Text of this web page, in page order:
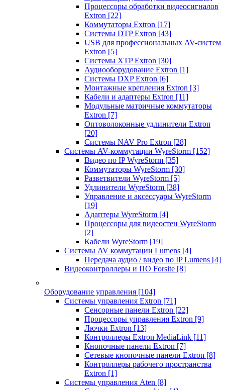
Процессоры обработки видеосигналов
Extron [22]
Коммутаторы Extron [17]
Системы DTP Extron [43]
USB для профессиональных AV-систем
Extron [5]
Системы XTP Extron [30]
Аудиооборудование Extron [1]
Системы DXP Extron [6]
Монтажные крепления Extron [3]
Кабели и адаптеры Extron [11]
Модульные матричные коммутаторы
Extron [7]
Оптоволоконные удлинители Extron
[20]
Системы NAV Pro Extron [28]
Системы AV-коммутации WyreStorm [152]
Видео по IP WyreStorm [35]
Коммутаторы WyreStorm [30]
Разветвители WyreStorm [5]
Удлинители WyreStorm [38]
Управление и аксессуары WyreStorm
[19]
Адаптеры WyreStorm [4]
Процессоры для видеостен WyreStorm
[2]
Кабели WyreStorm [19]
Системы AV коммутации Lumens [4]
Передача аудио / видео по IP Lumens [4]
Видеоконтроллеры и ПО Forsite [8]
Оборудование управления [104]
Системы управления Extron [71]
Сенсорные панели Extron [22]
Процессоры управления Extron [9]
Лючки Extron [13]
Контроллеры Extron MediaLink [11]
Кнопочные панели Extron [7]
Сетевые кнопочные панели Extron [8]
Контроллеры рабочего пространства
Extron [1]
Системы управления Aten [8]